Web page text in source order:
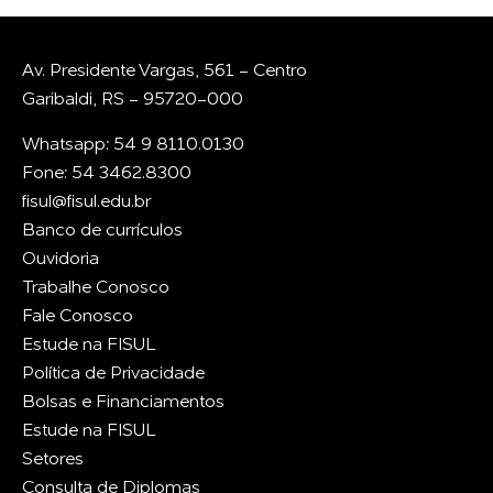
Av. Presidente Vargas, 561 - Centro
Garibaldi, RS - 95720-000
Whatsapp: 54 9 8110.0130
Fone: 54 3462.8300
fisul@fisul.edu.br
Banco de currículos
Ouvidoria
Trabalhe Conosco
Fale Conosco
Estude na FISUL
Política de Privacidade
Bolsas e Financiamentos
Estude na FISUL
Setores
Consulta de Diplomas